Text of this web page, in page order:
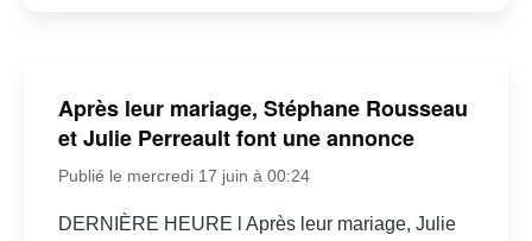
Après leur mariage, Stéphane Rousseau
et Julie Perreault font une annonce
Publié le mercredi 17 juin à 00:24
DERNIÈRE HEURE l Après leur mariage, Julie